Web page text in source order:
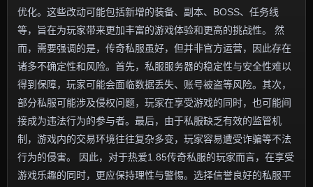
优化。这些改动可能包括新增的装备、副本、BOSS、任务线
等，旨在为玩家带来更加丰富的游戏体验和更高的挑战性。 然
而，需要强调的是，传奇私服虽好，但并非官方运营，因此存在
诸多不确定性和风险。首先，私服服务器的稳定性与安全性难以
得到保障，玩家可能会面临数据丢失、账号被盗等风险。其次，
部分私服可能涉及侵权问题，玩家在享受游戏的同时，也可能间
接成为违法行为的参与者。最后，由于私服缺乏有效的监管机
制，游戏内的交易环境往往复杂多变，玩家容易遭受诈骗等不法
行为的侵害。 因此，对于热爱1.85传奇私服的玩家而言，在享受
游戏乐趣的同时，更应保持理性与警惕。选择信誉良好的私服平